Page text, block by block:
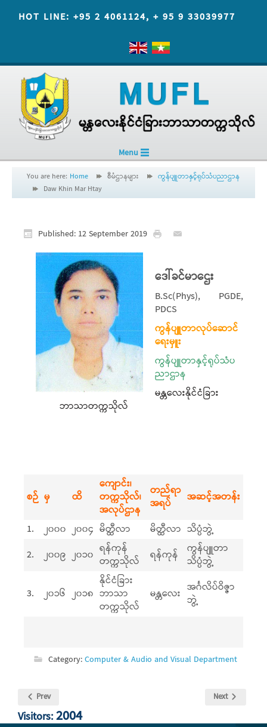
HOT LINE: +95 2 4061124, + 95 9 33039977
Menu
You are here: Home စီမံဌာနများ
ကွန်ပျူတာနှင့်ရုပ်သံပညာဌာန
Daw Khin Mar Htay
Published: 12 September 2019
ဒေါ်ခင်မာဌေး
B.Sc(Phys), PGDE,
PDCS
ကွန်ပျူတာလုပ်ဆောင်
ရေးမှူး
ကွန်ပျူတာနှင့်ရုပ်သံပ
ညာဌာန
မန္တလေးနိုင်ငံခြား
ဘာသာတက္ကသိုလ်
စဉ် မှ ထိ
ကျောင်း၊
တက္ကသိုလ်၊
အလုပ်ဌာန
တည်ရာ
အရပ်
အဆင့်အတန်း
1. ၂၀၀၀ ၂၀၀၄ မိတ္ထီလာ မိတ္ထီလာ သိပ္ပံဘွဲ့
2.
၂၀၀၉ ၂၀၁၀ ရန်ကုန်
တက္ကသိုလ်
ရန်ကုန်
ကွန်ပျူတာ
သိပ္ပံဘွဲ့
3. ၂၀၁၆ ၂၀၁၈
နိုင်ငံခြား
ဘာသာ
တက္ကသိုလ်
မန္တလေး အင်္ဂလိပ်ဝိဇ္ဇာ
ဘွဲ့
Category:Computer & Audio and Visual Department
Prev Next
Visitors:2004